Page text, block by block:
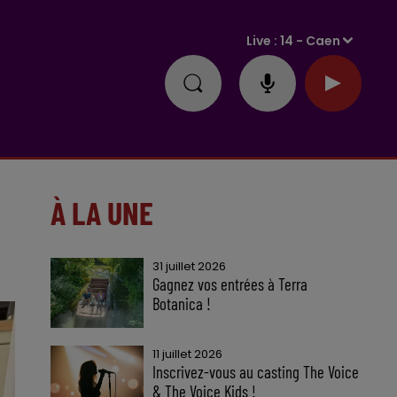
Live :14 - Caen
À LA UNE
31 juillet 2026
Gagnez vos entrées à Terra
Botanica !
11 juillet 2026
Inscrivez-vous au casting The Voice
& The Voice Kids !